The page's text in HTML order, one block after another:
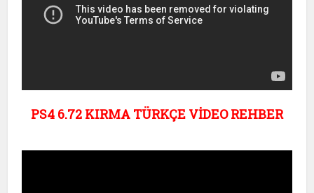
PS4 6.72 KIRMA TÜRKÇE VİDEO REHBER